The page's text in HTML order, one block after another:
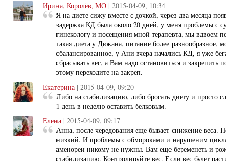
Ирина, Королёв, МО | 2015-04-09, 10:34
Я на диете сижу вместе с дочкой, через два месяца
задержка КД была около 20 дней, у меня проблемы с
гинекологу и посещения мной терапевта, мы вдвоем
такая диета у Дюкана, питание более разнообразное,
сбалансированное, у Ани вчера начались КД, я уже
сбрасывать вес, а Вам надо остановиться и закрепить
этому переходите на закреп.
Екатерина | 2015-04-09, 09:20
Либо на стабилизацию, либо бросать диету и просто
1 день в неделю оставить белковым.
Елена | 2015-04-09, 09:17
Анна, после чередования еще бывает снижение веса.
низкий. И проблемы с обмороками и нарушеним
аменореи никому не нужны. Вам еще беременеть и
стабилизацию. Контролируйте вес. Если вес будет